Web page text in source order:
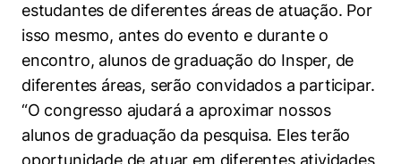
estudantes de diferentes áreas de atuação. Por
isso mesmo, antes do evento e durante o
encontro, alunos de graduação do Insper, de
diferentes áreas, serão convidados a participar.
“O congresso ajudará a aproximar nossos
alunos de graduação da pesquisa. Eles terão
oportunidade de atuar em diferentes atividades